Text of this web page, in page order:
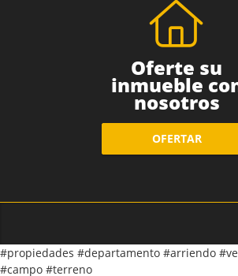
Oferte su
inmueble
nosotros
OFERTAR
#propiedades #departamento #arriendo
#campo #terreno